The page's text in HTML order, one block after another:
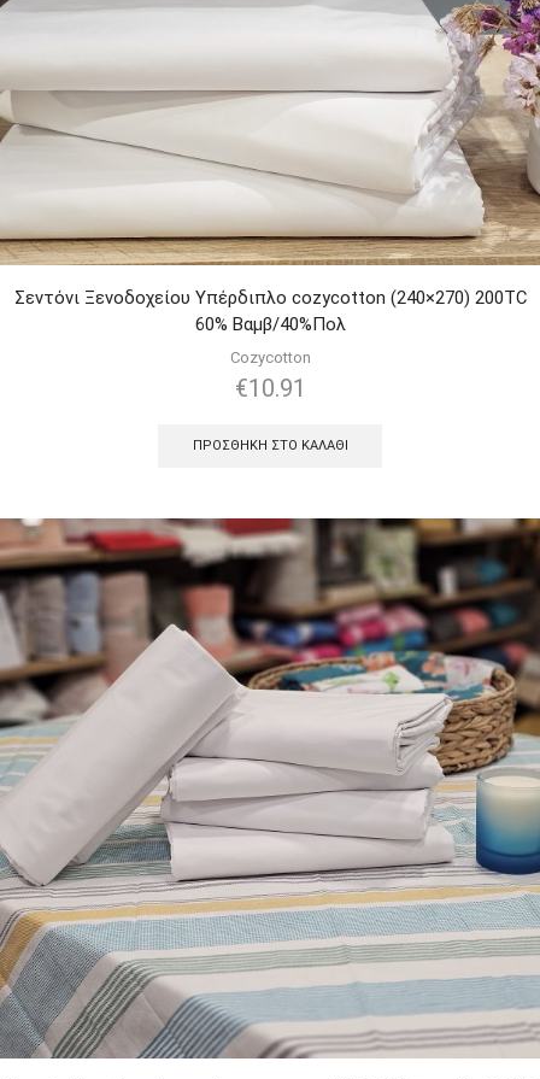
Σεντόνι Ξενοδοχείου Υπέρδιπλο cozycotton (240×270) 200TC
60% Βαμβ/40%Πολ
Cozycotton
€10.91
ΠΡΟΣΘΉΚΗ ΣΤΟ ΚΑΛΆΘΙ